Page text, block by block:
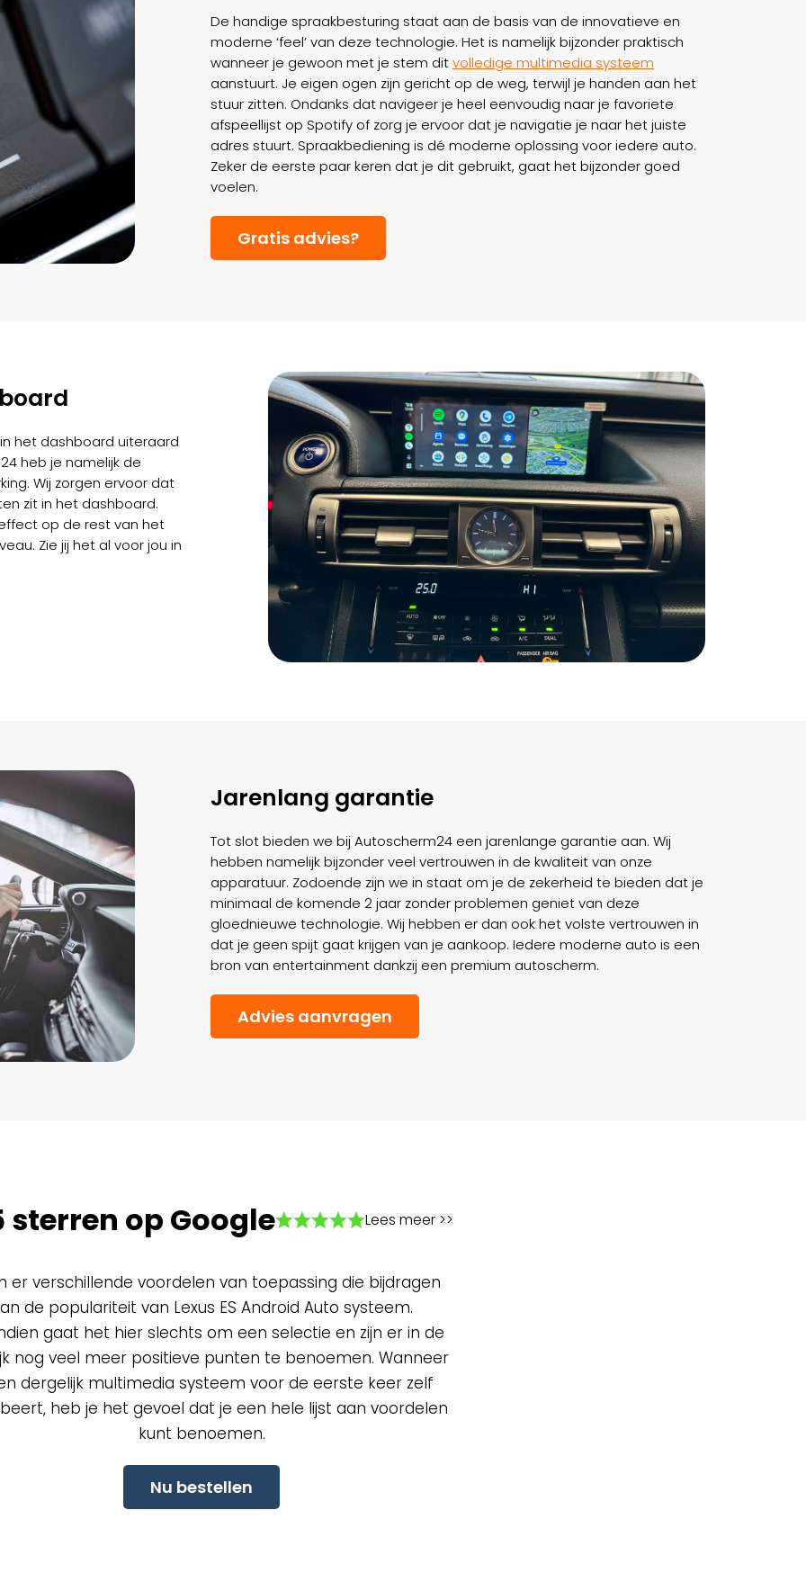
De handige spraakbesturing staat aan de basis van de innovatieve en
moderne ‘feel’ van deze technologie. Het is namelijk bijzonder praktisch
wanneer je gewoon met je stem ditvolledige multimedia systeem
aanstuurt. Je eigen ogen zijn gericht op de weg, terwijl je handen aan het
stuur zitten. Ondanks dat navigeer je heel eenvoudig naar je favoriete
afspeellijst op Spotify of zorg je ervoor dat je navigatie je naar het juiste
adres stuurt. Spraakbediening is dé moderne oplossing voor iedere auto.
Zeker de eerste paar keren dat je dit gebruikt, gaat het bijzonder goed
voelen.
Gratis advies?
het dashboard uiteraard
heb je namelijk de
Wij zorgen ervoor dat
zit in het dashboard.
op de rest van het
Zie jij het al voor jou in
Jarenlang garantie
Tot slot bieden we bij Autoscherm24 een jarenlange garantie aan. Wij
hebben namelijk bijzonder veel vertrouwen in de kwaliteit van onze
apparatuur. Zodoende zijn we in staat om je de zekerheid te bieden dat je
minimaal de komende 2 jaar zonder problemen geniet van deze
gloednieuwe technologie. Wij hebben er dan ook het volste vertrouwen in
dat je geen spijt gaat krijgen van je aankoop. Iedere moderne auto is een
bron van entertainment dankzij een premium autoscherm.
Advies aanvragen
sterren op Google Lees meer >>
er verschillende voordelen van toepassing die bijdragen
de populariteit van Lexus ES Android Auto systeem.
gaat het hier slechts om een selectie en zijn er in de
nog veel meer positieve punten te benoemen. Wanneer
dergelijk multimedia systeem voor de eerste keer zelf
heb je het gevoel dat je een hele lijst aan voordelen
kunt benoemen.
Nu bestellen